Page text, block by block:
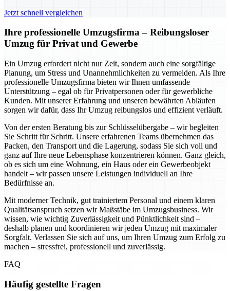
Jetzt schnell vergleichen
Ihre professionelle Umzugsfirma – Reibungsloser
Umzug für Privat und Gewerbe
Ein Umzug erfordert nicht nur Zeit, sondern auch eine sorgfältige
Planung, um Stress und Unannehmlichkeiten zu vermeiden. Als Ihre
professionelle Umzugsfirma bieten wir Ihnen umfassende
Unterstützung – egal ob für Privatpersonen oder für gewerbliche
Kunden. Mit unserer Erfahrung und unseren bewährten Abläufen
sorgen wir dafür, dass Ihr Umzug reibungslos und effizient verläuft.
Von der ersten Beratung bis zur Schlüsselübergabe – wir begleiten
Sie Schritt für Schritt. Unsere erfahrenen Teams übernehmen das
Packen, den Transport und die Lagerung, sodass Sie sich voll und
ganz auf Ihre neue Lebensphase konzentrieren können. Ganz gleich,
ob es sich um eine Wohnung, ein Haus oder ein Gewerbeobjekt
handelt – wir passen unsere Leistungen individuell an Ihre
Bedürfnisse an.
Mit moderner Technik, gut trainiertem Personal und einem klaren
Qualitätsanspruch setzen wir Maßstäbe im Umzugsbusiness. Wir
wissen, wie wichtig Zuverlässigkeit und Pünktlichkeit sind –
deshalb planen und koordinieren wir jeden Umzug mit maximaler
Sorgfalt. Verlassen Sie sich auf uns, um Ihren Umzug zum Erfolg zu
machen – stressfrei, professionell und zuverlässig.
FAQ
Häufig gestellte Fragen